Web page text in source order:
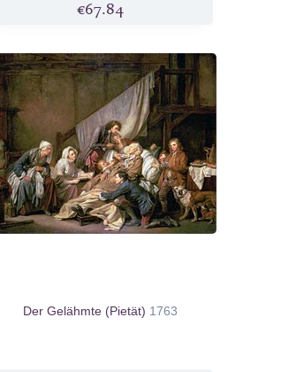
€67.84
Der Gelähmte (Pietät) 1763